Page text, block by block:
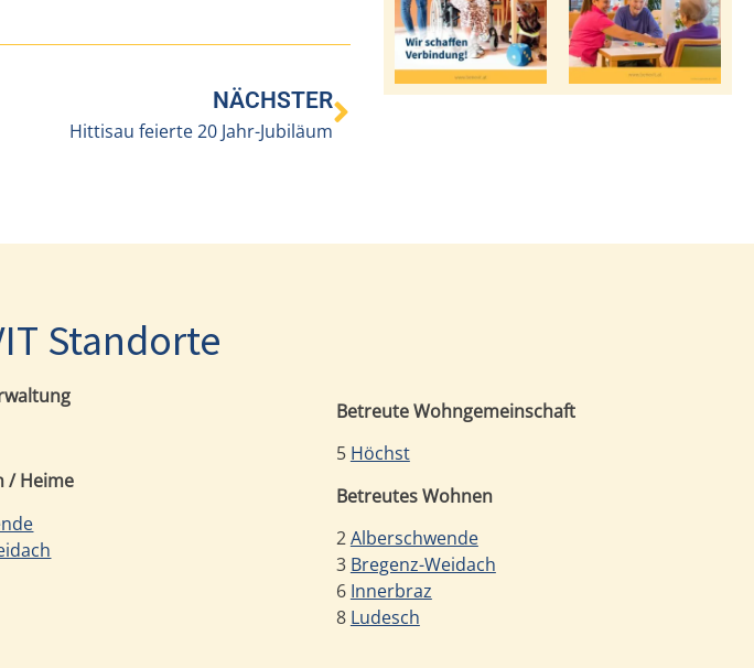
NÄCHSTER
Hittisau feierte 20 Jahr-Jubiläum
Standorte
/ Heime
Betreute Wohngemeinschaft
5 Höchst
Betreutes Wohnen
2Alberschwende
3 Bregenz-Weidach
6 Innerbraz
8 Ludesch